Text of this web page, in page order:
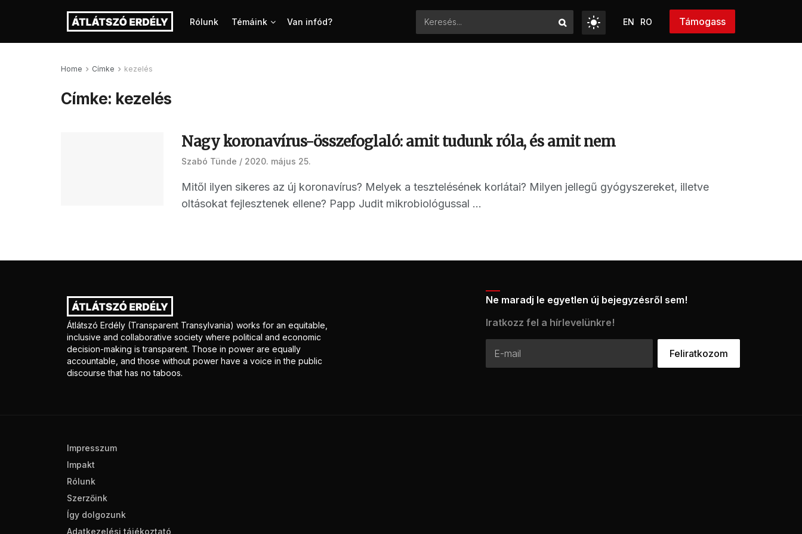
Rólunk Témáink Van infód? EN RO Támogass
Home Címke kezelés
Címke: kezelés
Nagy koronavírus-összefoglaló: amit tudunk róla, és amit nem
Szabó Tünde 2020. május 25.
Mitől ilyen sikeres az új koronavírus? Melyek a tesztelésének korlátai? Milyen jellegű gyógyszereket, illetve
oltásokat fejlesztenek ellene? Papp Judit mikrobiológussal ...
Átlátszó Erdély (Transparent Transylvania) works for an equitable,
inclusive and collaborative society where political and economic
decision-making is transparent. Those in power are equally
accountable, and those without power have a voice in the public
discourse that has no taboos.
Ne maradj le egyetlen új bejegyzésről sem!
Iratkozz fel a hírlevelünkre!
Impresszum
Impakt
Rólunk
Szerzőink
Így dolgozunk
Adatkezelési tájékoztató